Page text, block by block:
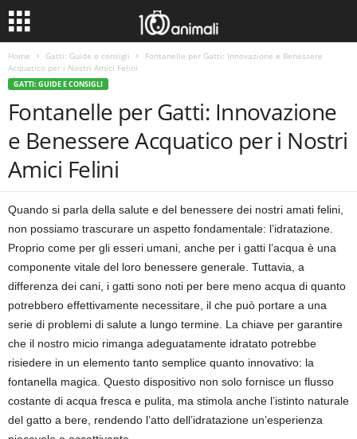
Home Gatti: Guide e consigli
Fontanelle per Gatti: Innovazione e Benessere
Acquatico per i Nostri Amici Felini
GATTI: GUIDE E CONSIGLI
Fontanelle per Gatti: Innovazione
e Benessere Acquatico per i Nostri
Amici Felini
Quando si parla della salute e del benessere dei nostri amati felini,
non possiamo trascurare un aspetto fondamentale: l’idratazione.
Proprio come per gli esseri umani, anche per i gatti l’acqua è una
componente vitale del loro benessere generale. Tuttavia, a
differenza dei cani, i gatti sono noti per bere meno acqua di quanto
potrebbero effettivamente necessitare, il che può portare a una
serie di problemi di salute a lungo termine. La chiave per garantire
che il nostro micio rimanga adeguatamente idratato potrebbe
risiedere in un elemento tanto semplice quanto innovativo: la
fontanella magica. Questo dispositivo non solo fornisce un flusso
costante di acqua fresca e pulita, ma stimola anche l’istinto naturale
del gatto a bere, rendendo l’atto dell’idratazione un’esperienza